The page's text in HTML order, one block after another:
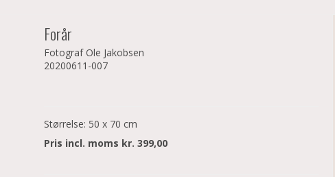
Forår
Fotograf Ole Jakobsen
20200611-007
Størrelse: 50 x 70 cm
Pris incl. moms kr. 399,00